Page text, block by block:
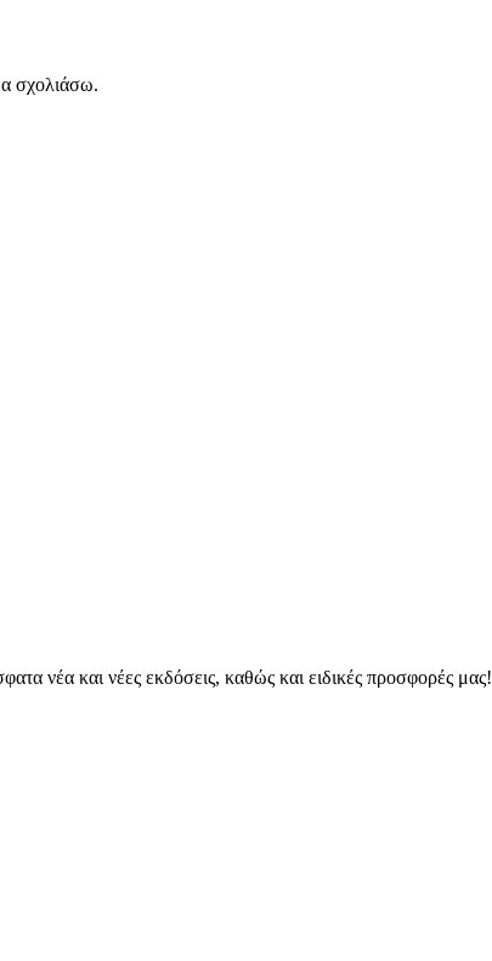
σχολιάσω.
νέα και νέες εκδόσεις, καθώς και ειδικές προσφορές μας!